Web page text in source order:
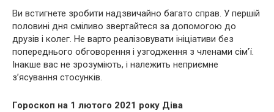
Ви встигнете зробити надзвичайно багато справ. У першій
половині дня сміливо звертайтеся за допомогою до
друзів і колег. Не варто реалізовувати ініціативи без
попереднього обговорення і узгодження з членами сім’ї.
Інакше вас не зрозуміють, і належить неприємне
з’ясування стосунків.
Гороскоп на 1 лютого 2021 року Діва